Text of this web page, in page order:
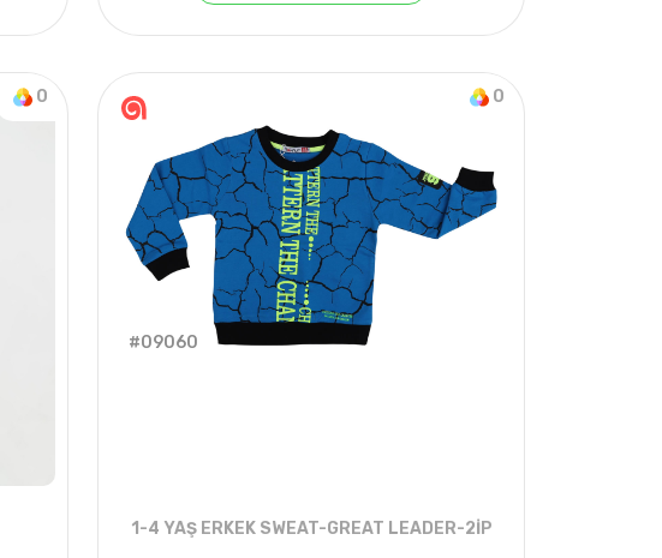
0 0
#09060
1-4 YAŞ ERKEK SWEAT-GREAT LEADER-2İP